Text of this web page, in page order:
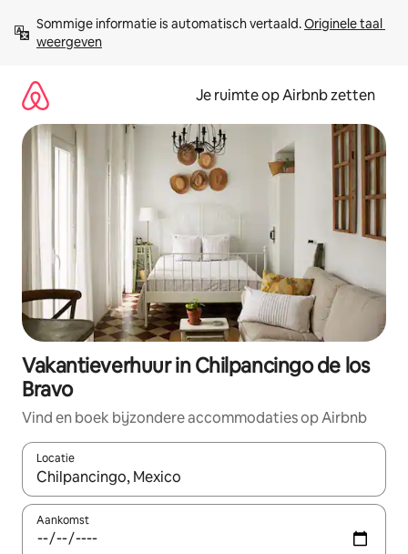
direct
naar
Sommige informatie is automatisch vertaald. Originele taal
weergeven
Je ruimte op Airbnb zetten
Vakantieverhuur in Chilpancingo de los
Bravo
Vind en boek bijzondere accommodaties op Airbnb
Locatie
Wanneer er suggesties beschikbaar zijn, maak je een keuze
Aankomst